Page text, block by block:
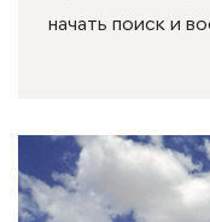
начать поиск и